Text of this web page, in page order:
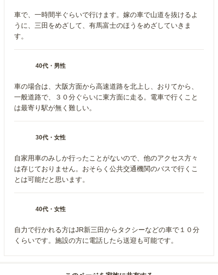
車で、一時間半ぐらいで行けます。嫁の車で山道を抜けるよ
うに、三田をめざして、有馬富士のほうをめざしていきま
す。
40代 ・ 男性
車の場合は、大阪方面から高速道路を北上し、おりてから、
一般道路で、３０分ぐらいに東方面に走る。電車で行くこと
は最寄り駅が無く難しい。
30代 ・ 女性
自家用車のみしか行ったことがないので、他のアクセス方々
は存じておりません。おそらく公共交通機関のバスで行くこ
とは可能だと思います。
40代 ・ 女性
自力で行かれる方はJR新三田からタクシーなどの車で１０分
くらいです。施設の方に電話したら送迎も可能です。